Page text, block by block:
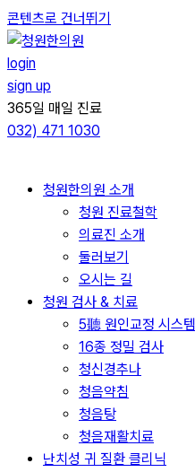
콘텐츠로 건너뛰기
login
sign up
365일 매일 진료
032) 471 1030
청원한의원 소개
청원 진료철학
의료진 소개
둘러보기
오시는 길
청원 검사 & 치료
5聽 원인교정 시스템
16종 정밀 검사
청신경추나
청음약침
청음탕
청음재활치료
난치성 귀 질환 클리닉